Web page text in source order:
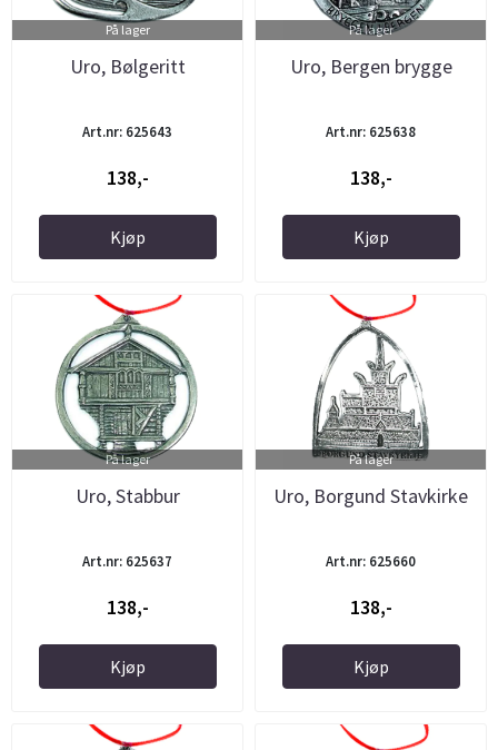
På lager
Uro, Bølgeritt
Art.nr: 625643
138,-
Kjøp
På lager
Uro, Bergen brygge
Art.nr: 625638
138,-
Kjøp
På lager
Uro, Stabbur
Art.nr: 625637
138,-
Kjøp
På lager
Uro, Borgund Stavkirke
Art.nr: 625660
138,-
Kjøp